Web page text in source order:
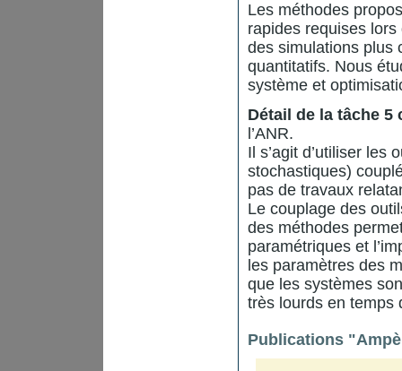
Les méthodes
rapides requises
des simulations plus
quantitatifs. Nous
système et
Détail de la tâche 5
l’ANR.
Il s’agit d’utiliser les
stochastiques)
pas de travaux
Le couplage des
des méthodes
paramétriques et
les paramètres des
que les systèmes
très lourds en temps
Publications